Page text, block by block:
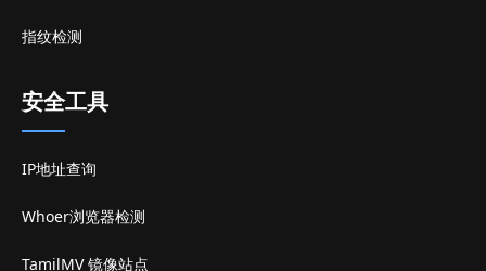
指纹检测
安全工具
IP地址查询
Whoer浏览器检测
TamilMV 镜像站点